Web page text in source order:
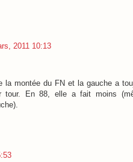
2011 10:13
la montée du FN et la gauche a
tour. En 88, elle a fait moins